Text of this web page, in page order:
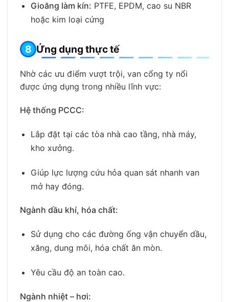
Gioăng làm kín: PTFE, EPDM, cao su NBR
hoặc kim loại cứng
Ứng dụng thực tế
Nhờ các ưu điểm vượt trội, van cổng ty nổi
được ứng dụng trong nhiều lĩnh vực:
Hệ thống PCCC:
Lắp đặt tại các tòa nhà cao tầng, nhà máy,
kho xưởng.
Giúp lực lượng cứu hỏa quan sát nhanh van
mở hay đóng.
Ngành dầu khí, hóa chất:
Sử dụng cho các đường ống vận chuyển dầu,
xăng, dung môi, hóa chất ăn mòn.
Yêu cầu độ an toàn cao.
Ngành nhiệt – hơi: